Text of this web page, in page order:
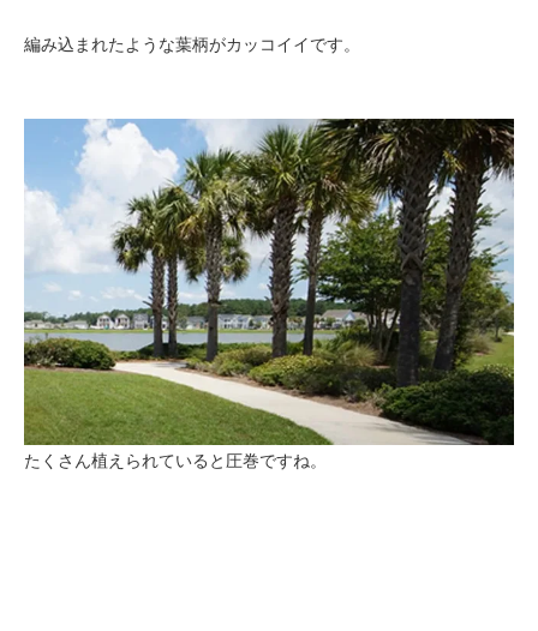
編み込まれたような葉柄がカッコイイです。
たくさん植えられていると圧巻ですね。